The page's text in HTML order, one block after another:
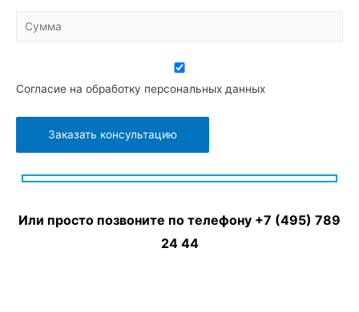
Согласие на обработку персональных данных
Или просто позвоните по телефону +7 (495) 789
24 44